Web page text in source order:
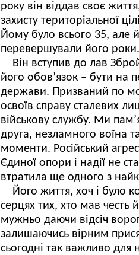
року він віддав своє
захисту територіальної
Йому було всього 35, але
перевершували його роки.
Він вступив до лав
його обов’язок – бути на
держави. Призваний по
освоїв справу сталевих
військову службу. Ми
друга, незламного воїна
моменти. Російський
Єдиної опори і надії не
втратила ще одного з
Його життя, хоч і було
серцях тих, хто мав честь
мужньо даючи відсіч
залишаючись вірним
сьогодні так важливо для